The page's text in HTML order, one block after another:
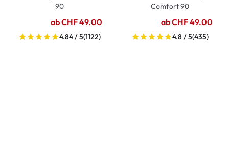
90
ab CHF 49.00
4.84 / 5(1122)
Comfort 90
ab CHF 49.00
4.8 / 5(435)